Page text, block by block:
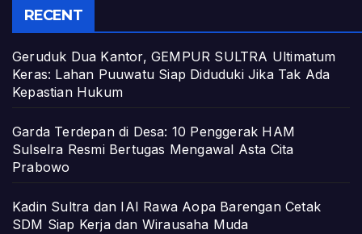
RECENT
Geruduk Dua Kantor, GEMPUR SULTRA Ultimatum
Keras: Lahan Puuwatu Siap Diduduki Jika Tak Ada
Kepastian Hukum
Garda Terdepan di Desa: 10 Penggerak HAM
Sulselra Resmi Bertugas Mengawal Asta Cita
Prabowo
Kadin Sultra dan IAI Rawa Aopa Barengan Cetak
SDM Siap Kerja dan Wirausaha Muda